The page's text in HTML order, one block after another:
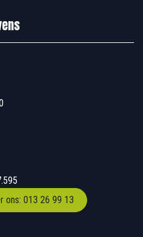
- 17u00
- 17u00
- 17u00
- 17u00
ons: 013 26 99 13